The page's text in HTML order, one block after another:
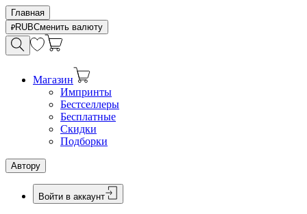
Главная
RUBСменить валюту
Магазин
Импринты
Бестселлеры
Бесплатные
Скидки
Подборки
Автору
Войти в аккаунт